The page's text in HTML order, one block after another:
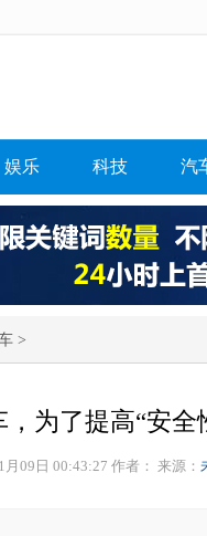
娱乐 科技 汽
>
为了提高“安
月09日 00:43:27 作者： 来源：